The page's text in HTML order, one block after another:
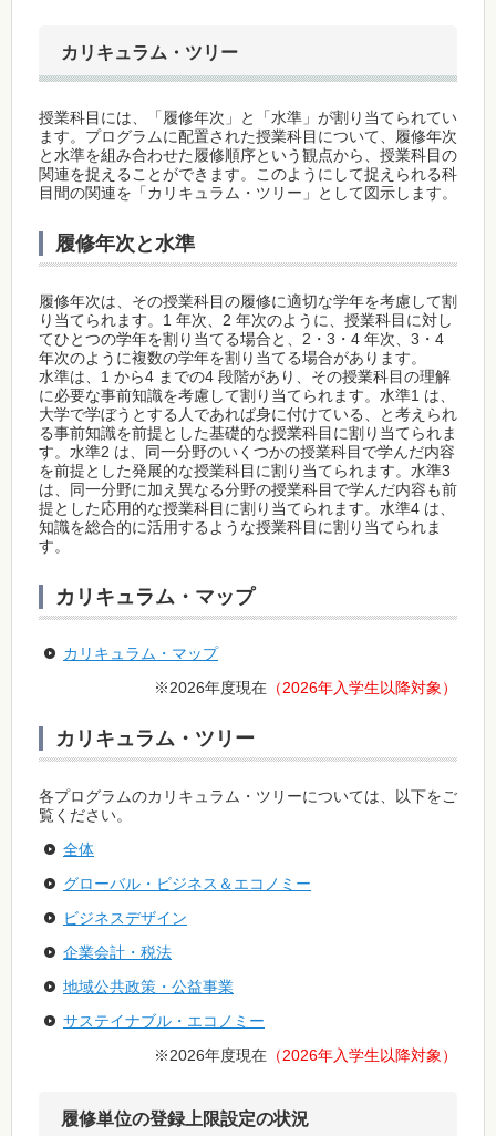
カリキュラム・ツリー
授業科目には、「履修年次」と「水準」が割り当てられてい
ます。プログラムに配置された授業科目について、履修年次
と水準を組み合わせた履修順序という観点から、授業科目の
関連を捉えることができます。このようにして捉えられる科
目間の関連を「カリキュラム・ツリー」として図示します。
履修年次と水準
履修年次は、その授業科目の履修に適切な学年を考慮して割
り当てられます。1 年次、2 年次のように、授業科目に対し
てひとつの学年を割り当てる場合と、2・3・4 年次、3・4
年次のように複数の学年を割り当てる場合があります。
水準は、1 から4 までの4 段階があり、その授業科目の理解
に必要な事前知識を考慮して割り当てられます。水準1 は、
大学で学ぼうとする人であれば身に付けている、と考えられ
る事前知識を前提とした基礎的な授業科目に割り当てられま
す。水準2 は、同一分野のいくつかの授業科目で学んだ内容
を前提とした発展的な授業科目に割り当てられます。水準3
は、同一分野に加え異なる分野の授業科目で学んだ内容も前
提とした応用的な授業科目に割り当てられます。水準4 は、
知識を総合的に活用するような授業科目に割り当てられま
す。
カリキュラム・マップ
カリキュラム・マップ
※2026年度現在 （2026年入学生以降対象）
カリキュラム・ツリー
各プログラムのカリキュラム・ツリーについては、以下をご
覧ください。
全体
グローバル・ビジネス＆エコノミー
ビジネスデザイン
企業会計・税法
地域公共政策・公益事業
サステイナブル・エコノミー
※2026年度現在 （2026年入学生以降対象）
履修単位の登録上限設定の状況